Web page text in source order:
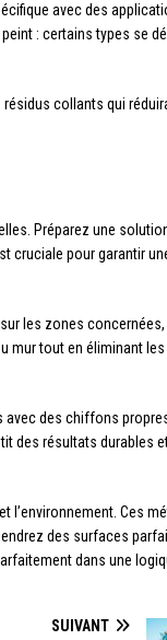
avec des
: certains types se
collants qui
Préparez une
cruciale pour garantir
les zones
mur tout en éliminant
avec des chiffons
des résultats durables
l’environnement. Ces
des surfaces
dans une
SUIVANT